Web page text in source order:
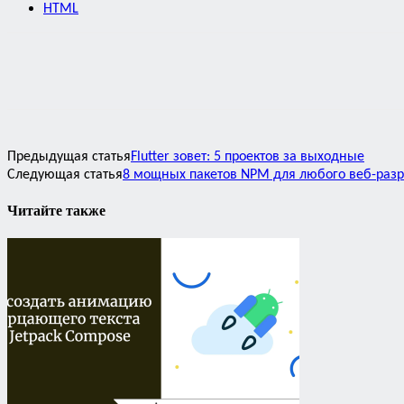
HTML
Предыдущая статьяFlutter зовет: 5 проектов за выходные
Следующая статья8 мощных пакетов NPM для любого веб-
Читайте также